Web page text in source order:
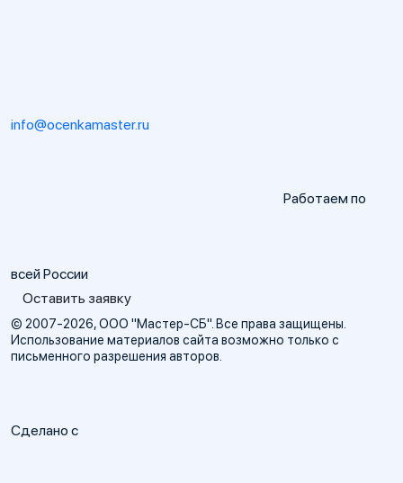
info@ocenkamaster.ru
Работаем по
всей России
Оставить заявку
© 2007-2026, ООО "Мастер-СБ". Все права защищены.
Использование материалов сайта возможно только с
письменного разрешения авторов.
Сделано с